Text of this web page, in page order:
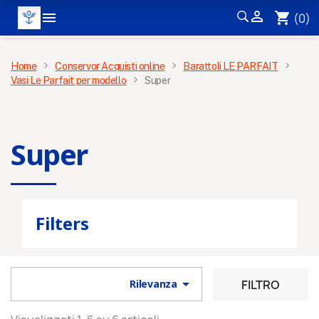
  shopping_cart (0)
MENÙ
Home Conservor Acquisti online
Barattoli LE PARFAIT
Vasi Le Parfait per modello
Super
Super
Filters
Rilevanza  FILTRO
Ricevi le nostre novità e le
offerte speciali